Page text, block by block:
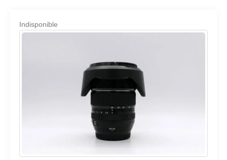
Indisponible